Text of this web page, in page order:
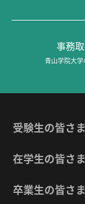
事務
青山学院大
受験生の皆さ
在学生の皆さ
卒業生の皆さ